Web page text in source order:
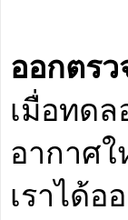
ออกตรว
เมื่อทดล
อากาศ
เราได้